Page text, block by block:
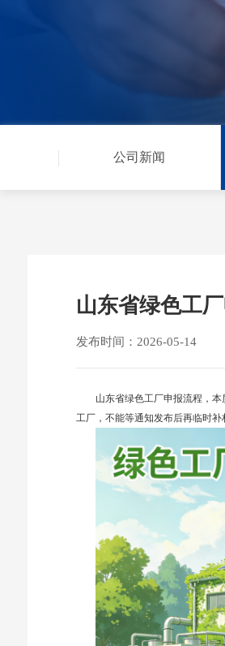
公司新闻
山东省绿色工
发布时间：2026-05-14
山东省绿色工厂申报流程，
工厂，不能等通知发布后再临时补